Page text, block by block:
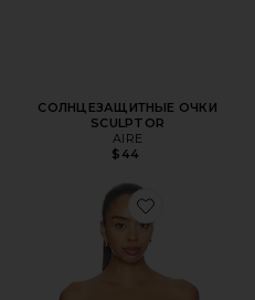
СОЛНЦЕЗАЩИТНЫЕ ОЧКИ
SCULPTOR
AIRE
$44
Favorite ТОП MUSE